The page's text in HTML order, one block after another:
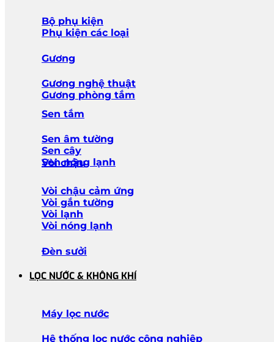
Bộ phụ kiện
Phụ kiện các loại
Gương
Gương nghệ thuật
Gương phòng tắm
Sen tắm
Sen âm tường
Sen cây
Sen nóng lạnh
Vòi chậu
Vòi chậu cảm ứng
Vòi gắn tường
Vòi lạnh
Vòi nóng lạnh
Đèn sưởi
LỌC NƯỚC & KHÔNG KHÍ
Máy lọc nước
Hệ thống lọc nước công nghiệp